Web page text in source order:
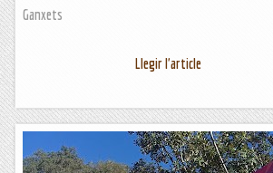
Ganxets
Llegir l'article